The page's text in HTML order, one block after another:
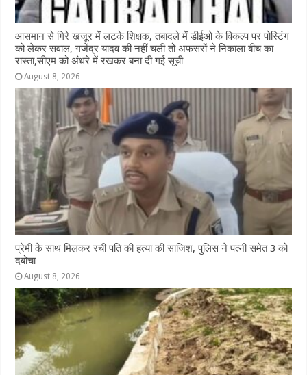
आसमान से गिरे खजूर में लटके शिक्षक, तबादले में डीईओ के विकल्प पर पोस्टिंग
को लेकर सवाल, गजेंद्र यादव की नहीं चली तो अफसरों ने निकाला बीच का
रास्ता,सीएम को अंधरे में रखकर बना दी गई सूची
August 8, 2026
प्रेमी के साथ मिलकर रची पति की हत्या की साजिश, पुलिस ने पत्नी समेत 3 को
दबोचा
August 8, 2026